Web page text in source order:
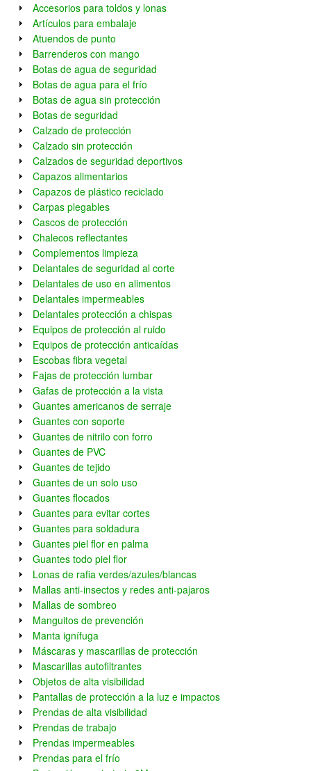
Accesorios para toldos y lonas
Artículos para embalaje
Atuendos de punto
Barrenderos con mango
Botas de agua de seguridad
Botas de agua para el frío
Botas de agua sin protección
Botas de seguridad
Calzado de protección
Calzado sin protección
Calzados de seguridad deportivos
Capazos alimentarios
Capazos de plástico reciclado
Carpas plegables
Cascos de protección
Chalecos reflectantes
Complementos limpieza
Delantales de seguridad al corte
Delantales de uso en alimentos
Delantales impermeables
Delantales protección a chispas
Equipos de protección al ruido
Equipos de protección anticaídas
Escobas fibra vegetal
Fajas de protección lumbar
Gafas de protección a la vista
Guantes americanos de serraje
Guantes con soporte
Guantes de nitrilo con forro
Guantes de PVC
Guantes de tejido
Guantes de un solo uso
Guantes flocados
Guantes para evitar cortes
Guantes para soldadura
Guantes piel flor en palma
Guantes todo piel flor
Lonas de rafia verdes/azules/blancas
Mallas anti-insectos y redes anti-pajaros
Mallas de sombreo
Manguitos de prevención
Manta ignífuga
Máscaras y mascarillas de protección
Mascarillas autofiltrantes
Objetos de alta visibilidad
Pantallas de protección a la luz e impactos
Prendas de alta visibilidad
Prendas de trabajo
Prendas impermeables
Prendas para el frío